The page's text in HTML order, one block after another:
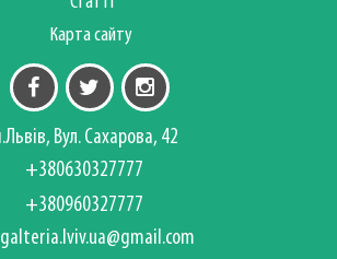
Карта сайту
Вул. Сахарова, 42
+380630327777
+380960327777